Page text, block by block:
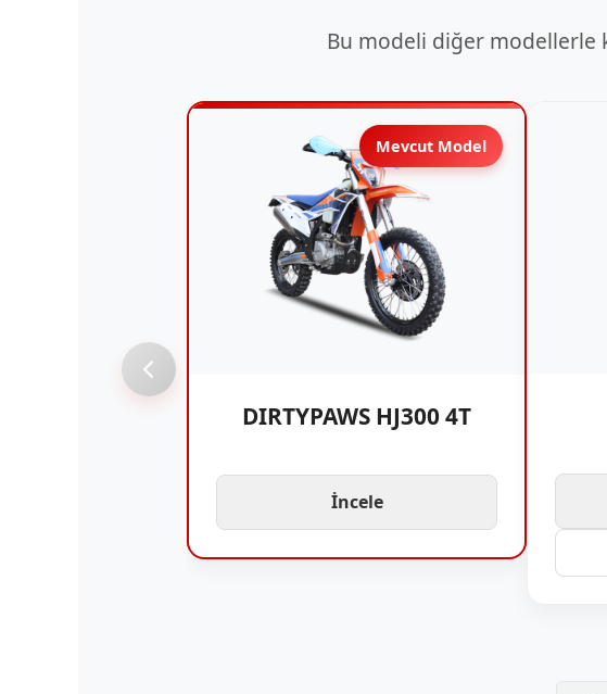
Bu modeli diğer modellerle
DIRTYPAWS HJ300 4T
Mevcut Model
İncele